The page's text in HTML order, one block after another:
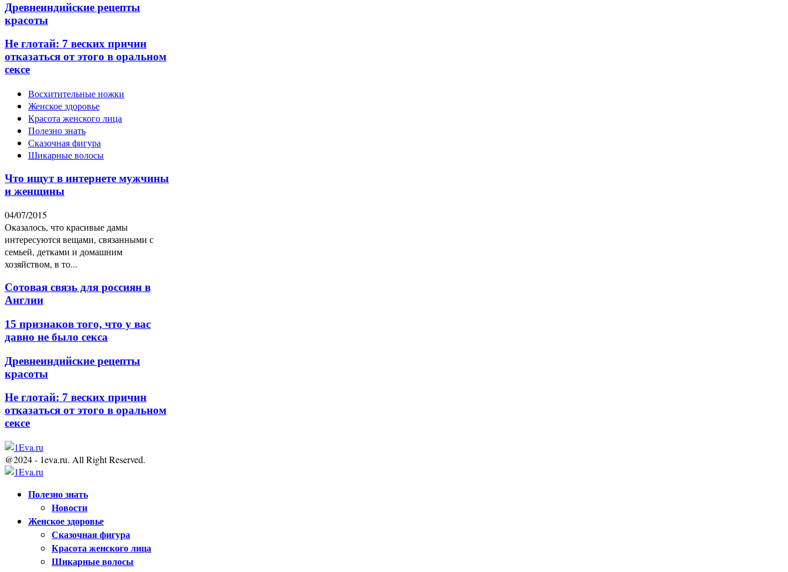
Древнеиндийские рецепты
красоты
Не глотай: 7 веских причин
отказаться от этого в оральном
сексе
Восхитительные ножки
Женское здоровье
Красота женского лица
Полезно знать
Сказочная фигура
Шикарные волосы
Что ищут в интернете мужчины
и женщины
04/07/2015
Оказалось, что красивые дамы
интересуются вещами, связанными с
семьей, детками и домашним
хозяйством, в то...
Сотовая связь для россиян в
Англии
15 признаков того, что у вас
давно не было секса
Древнеиндийские рецепты
красоты
Не глотай: 7 веских причин
отказаться от этого в оральном
сексе
@2024 - 1eva.ru. All Right Reserved.
Полезно знать
Новости
Женское здоровье
Сказочная фигура
Красота женского лица
Шикарные волосы